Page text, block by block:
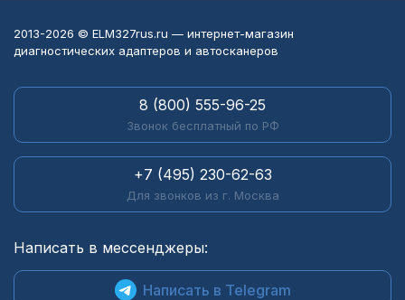
2013-2026 © ELM327rus.ru — интернет-магазин
диагностических адаптеров и автосканеров
8 (800) 555-96-25
Звонок бесплатный по РФ
+7 (495) 230-62-63
Для звонков из г. Москва
Написать в мессенджеры:
Написать в Telegram